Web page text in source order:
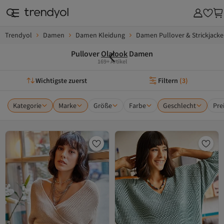
Trendyol Damen Damen Kleidung Damen Pullover &
Pullover Olalook Damen
169+ Artikel
Wichtigste zuerst Filtern (3)
Kategorie Marke Größe Farbe Geschlecht